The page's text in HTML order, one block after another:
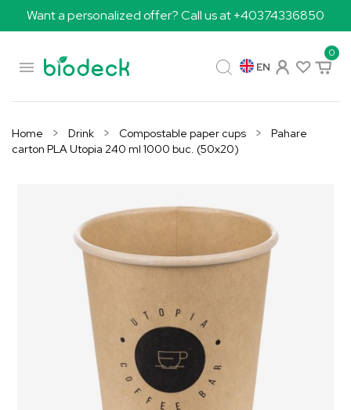
Want a personalized offer? Call us at +40374336850

0
EN
Home Drink Compostable paper cups
Pahare
carton PLA Utopia 240 ml 1000 buc. (50x20)